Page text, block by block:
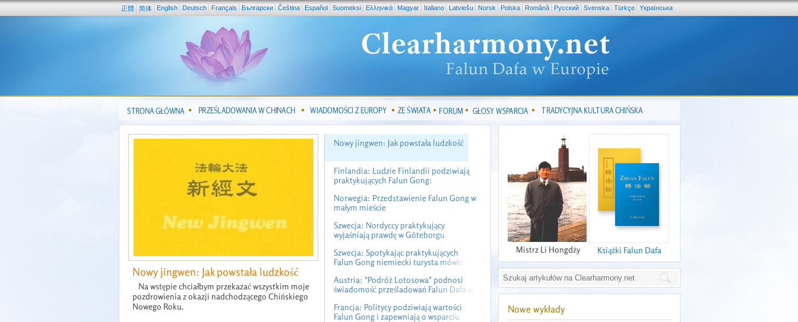
正體 简体 English Deutsch Français Български Čeština Español Suomeksi Ελληνικά Magyar Italiano Latviešu Norsk Polska Română Pусский Svenska Türkçe Yкраїнська
STRONA GŁÓWNA PRZEŚLADOWANIA W CHINACH WIADOMOŚCI Z EUROPY ZE ŚWIATA FORUM GŁOSY WSPARCIA TRADYCYJNA KULTURA CHIŃSKA
Nowy jingwen: Jak powstała ludzkość
Na wstępie chciałbym przekazać wszystkim moje
pozdrowienia z okazji nadchodzącego Chińskiego
Nowego Roku.
Nowy jingwen: Jak powstała ludzkość
Finlandia: Ludzie Finlandii podziwiają
praktykujących Falun Gong:
Norwegia: Przedstawienie Falun Gong w
małym mieście
Szwecja: Nordyccy praktykujący
wyjaśniają prawdę w Göteborgu
Szwecja: Spotykając praktykujących
Falun Gong niemiecki turysta mówi:
Austria: "Podróż Lotosowa" podnosi
świadomość prześladowań Falun Dafa w
Francja: Politycy podziwiają wartości
Falun Gong i zapewniają o wsparciu
Mistrz Li Hongdży Książki Falun Dafa
Nowe wykłady